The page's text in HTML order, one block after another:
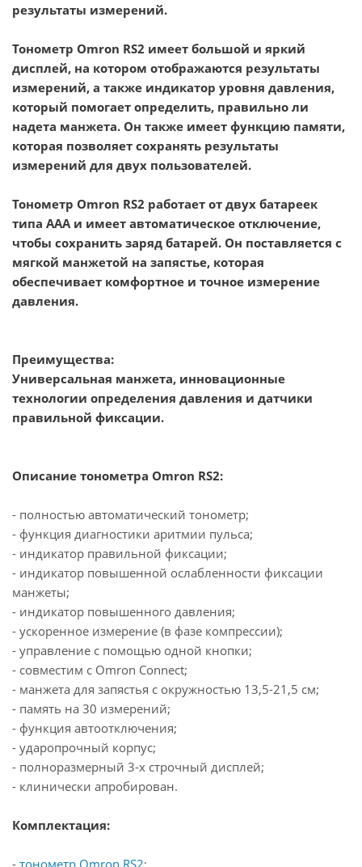
результаты измерений.
Тонометр Omron RS2 имеет большой и яркий
дисплей, на котором отображаются результаты
измерений, а также индикатор уровня давления,
который помогает определить, правильно ли
надета манжета. Он также имеет функцию памяти,
которая позволяет сохранять результаты
измерений для двух пользователей.
Тонометр Omron RS2 работает от двух батареек
типа ААА и имеет автоматическое отключение,
чтобы сохранить заряд батарей. Он поставляется с
мягкой манжетой на запястье, которая
обеспечивает комфортное и точное измерение
давления.
Преимущества:
Универсальная манжета, инновационные
технологии определения давления и датчики
правильной фиксации.
Описание тонометра Omron RS2:
- полностью автоматический тонометр;
- функция диагностики аритмии пульса;
- индикатор правильной фиксации;
- индикатор повышенной ослабленности фиксации
манжеты;
- индикатор повышенного давления;
- ускоренное измерение (в фазе компрессии);
- управление с помощью одной кнопки;
- совместим с Omron Connect;
- манжета для запястья с окружностью 13,5-21,5 см;
- память на 30 измерений;
- функция автоотключения;
- ударопрочный корпус;
- полноразмерный 3-х строчный дисплей;
- клинически апробирован.
Комплектация:
- тонометр Omron RS2;